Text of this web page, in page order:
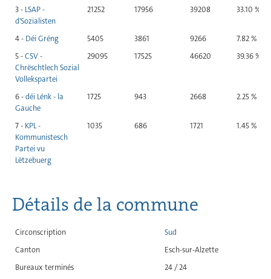
3 - LSAP -
d'Sozialisten
21252 17956 39208 33.10 %
4 - Déi Gréng 5405 3861 9266
7.82 %
5 -CSV -
Chrëschtlech Sozial
Vollekspartei
29095 17525 46620 39.36 %
6 -déi Lénk - la
Gauche
1725 943 2668 2.25 %
7 - KPL -
Kommunistesch
Partei vu
Lëtzebuerg
1035 686 1721 1.45 %
Détails de la commune
Circonscription
Sud
Canton
Esch-sur-Alzette
Bureaux terminés
24 / 24